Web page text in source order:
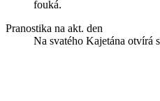
fouká.
Pranostika na akt. den
Na svatého Kajetána otvírá